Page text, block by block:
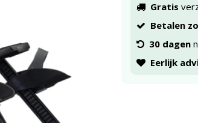
Gratis
Betalen
30 dagen
Eerlijk